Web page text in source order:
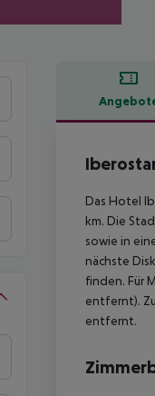
Das Hotel
km. Die
sowie in
nächste
finden. Für
entfernt).
entfernt.